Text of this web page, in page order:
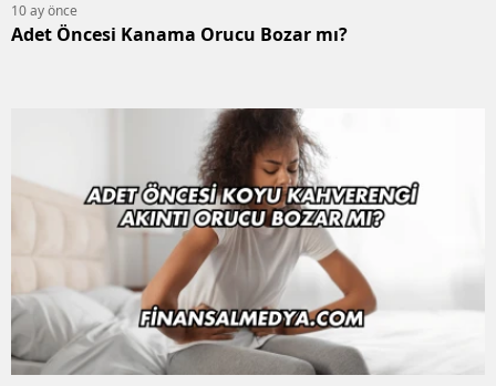
10 ay önce
Adet Öncesi Kanama Orucu Bozar mı?